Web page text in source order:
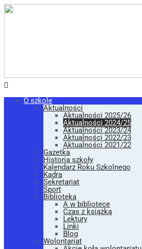
O szkole
Aktualności
Aktualności 2025/26
Aktualności 2024/25
Aktualności 2023/24
Aktualności 2022/23
Aktualności 2021/22
Gazetka
Historia szkoły
Kalendarz Roku Szkolnego
Kadra
Sekretariat
Sport
Biblioteka
A w bibliotece
Czas z książką
Lektury
Linki
Blog
Wolontariat